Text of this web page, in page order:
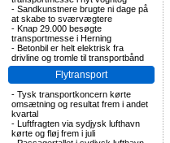
- Sandkunstnere brugte ni dage på
at skabe to sværvægtere
- Knap 29.000 besøgte
transportmesse i Herning
- Betonbil er helt elektrisk fra
drivline og tromle til transportbånd
Flytransport
- Tysk transportkoncern kørte
omsætning og resultat frem i andet
kvartal
- Luftfragten via sydjysk lufthavn
kørte og fløj frem i juli